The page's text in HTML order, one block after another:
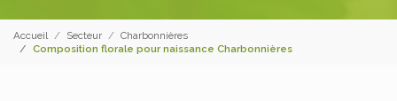
Accueil Secteur
Charbonnières
Composition florale pour naissance Charbonnières